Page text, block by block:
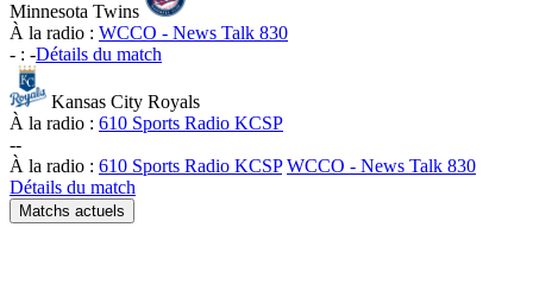
Minnesota Twins
À la radio : WCCO - News Talk 830
- : -Détails du match
Kansas City Royals
À la radio : 610 Sports Radio KCSP
--
À la radio : 610 Sports Radio KCSP WCCO - News Talk 830
Détails du match
Matchs actuels